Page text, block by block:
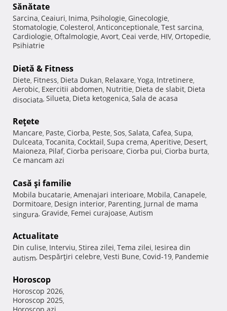
Sănătate
Sarcina, Ceaiuri, Inima, Psihologie, Ginecologie,
Stomatologie, Colesterol, Anticonceptionale, Test sarcina,
Cardiologie, Oftalmologie, Avort, Ceai verde, HIV, Ortopedie,
Psihiatrie
Dietă & Fitness
Diete, Fitness, Dieta Dukan, Relaxare, Yoga, Intretinere,
Aerobic, Exercitii abdomen, Nutritie, Dieta de slabit, Dieta
disociata, Silueta, Dieta ketogenica, Sala de acasa
Reţete
Mancare, Paste, Ciorba, Peste, Sos, Salata, Cafea, Supa,
Dulceata, Tocanita, Cocktail, Supa crema, Aperitive, Desert,
Maioneza, Pilaf, Ciorba perisoare, Ciorba pui, Ciorba burta,
Ce mancam azi
Casă şi familie
Mobila bucatarie, Amenajari interioare, Mobila, Canapele,
Dormitoare, Design interior, Parenting, Jurnal de mama
singura, Gravide, Femei curajoase, Autism
Actualitate
Din culise, Interviu, Stirea zilei, Tema zilei, Iesirea din
autism, Despărţiri celebre, Vesti Bune, Covid-19, Pandemie
Horoscop
Horoscop 2026,
Horoscop 2025,